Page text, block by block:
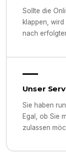
Sollte die
klappen,
nach
Unser
Sie haben
Egal, ob Sie
zulassen